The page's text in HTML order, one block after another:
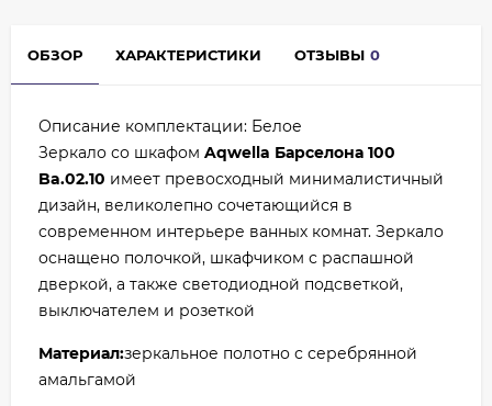
ОБЗОР ХАРАКТЕРИСТИКИ ОТЗЫВЫ 0
Описание комплектации: Белое
Зеркало со шкафом Aqwella Барселона 100
Ba.02.10 имеет превосходный минималистичный
дизайн, великолепно сочетающийся в
современном интерьере ванных комнат. Зеркало
оснащено полочкой, шкафчиком с распашной
дверкой, а также светодиодной подсветкой,
выключателем и розеткой
Материал:зеркальное полотно с серебрянной
амальгамой